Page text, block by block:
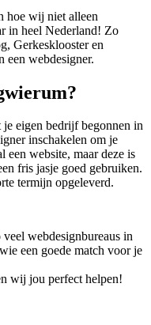
hoe wij niet alleen
in heel Nederland! Zo
Gerkesklooster en
een webdesigner.
je eigen bedrijf begonnen in
inschakelen om je
een website, maar deze is
fris jasje goed gebruiken.
termijn opgeleverd.
webdesignbureaus in
een goede match voor je
wij jou perfect helpen!